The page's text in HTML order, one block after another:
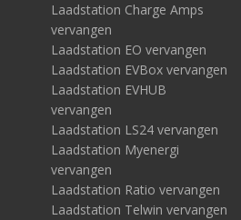
Laadstation Charge Amps
vervangen
Laadstation EO vervangen
Laadstation EVBox vervangen
Laadstation EVHUB
vervangen
Laadstation LS24 vervangen
Laadstation Myenergi
vervangen
Laadstation Ratio vervangen
Laadstation Telwin vervangen